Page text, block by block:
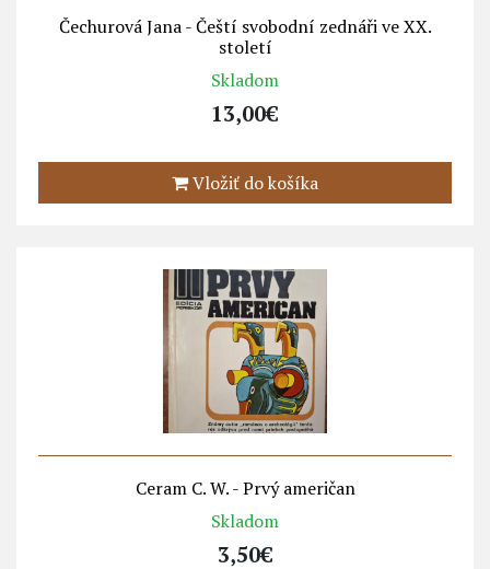
Čechurová Jana - Čeští svobodní zednáři ve XX.
století
Skladom
13,00€
Vložiť do košíka
Ceram C. W. - Prvý američan
Skladom
3,50€